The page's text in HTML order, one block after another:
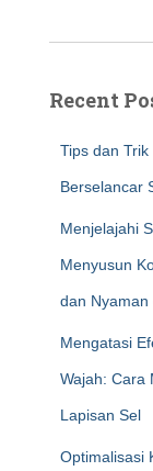
Recent
Tips dan
Berselancar
Menjelajahi
Menyusun
dan Nyaman
Mengatasi
Wajah: Cara
Lapisan Sel
Optimalisasi